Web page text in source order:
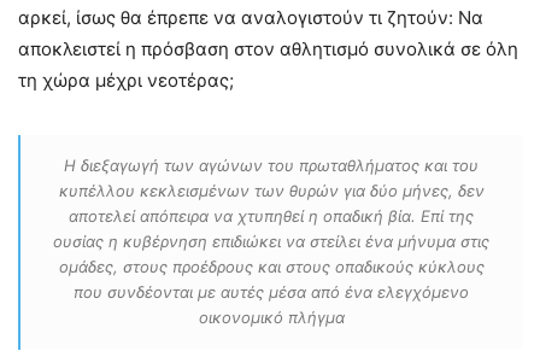
αρκεί, ίσως θα έπρεπε να αναλογιστούν τι ζητούν: Να
αποκλειστεί η πρόσβαση στον αθλητισμό συνολικά σε όλη
τη χώρα μέχρι νεοτέρας;
Η διεξαγωγή των αγώνων του πρωταθλήματος και του
κυπέλλου κεκλεισμένων των θυρών για δύο μήνες, δεν
αποτελεί απόπειρα να χτυπηθεί η οπαδική βία. Επί της
ουσίας η κυβέρνηση επιδιώκει να στείλει ένα μήνυμα στις
ομάδες, στους προέδρους και στους οπαδικούς κύκλους
που συνδέονται με αυτές μέσα από ένα ελεγχόμενο
οικονομικό πλήγμα